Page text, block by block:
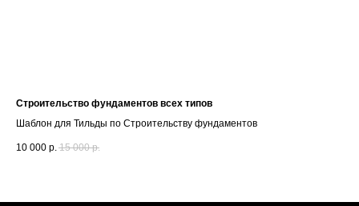
Строительство фундаментов всех типов
Шаблон для Тильды по Строительству фундаментов
10 000 р. 15 000 р.